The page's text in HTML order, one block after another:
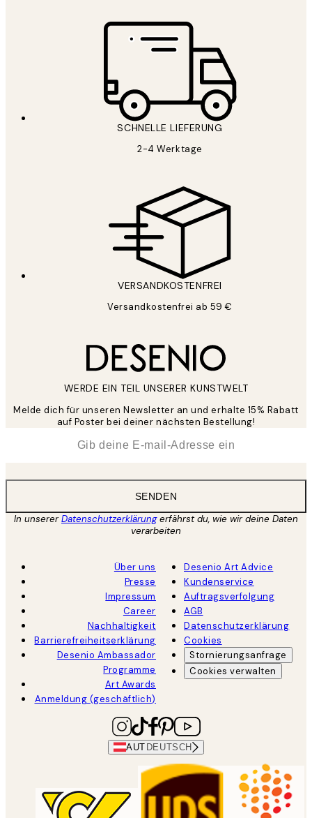
SCHNELLE LIEFERUNG
2-4 Werktage
VERSANDKOSTENFREI
Versandkostenfrei ab 59 €
WERDE EIN TEIL UNSERER KUNSTWELT
Melde dich für unseren Newsletter an und erhalte 15% Rabatt
auf Poster bei deiner nächsten Bestellung!
SENDEN
In unsererDatenschutzerklärungerfährst du, wie wir deine Daten
verarbeiten
Über uns
Presse
Impressum
Career
Nachhaltigkeit
Barrierefreiheitserklärung
Desenio Ambassador
Programme
Art Awards
Anmeldung (geschäftlich)
Desenio Art Advice
Kundenservice
Auftragsverfolgung
AGB
Datenschutzerklärung
Cookies
Stornierungsanfrage
Cookies verwalten
AUT DEUTSCH